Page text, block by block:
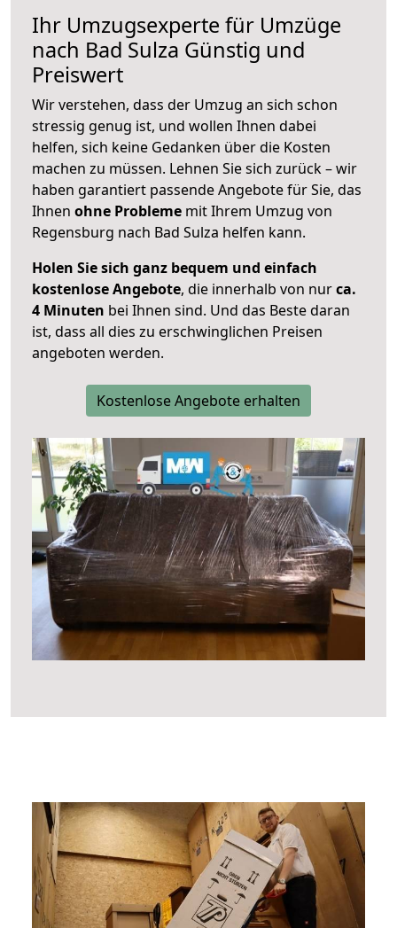
Ihr Umzugsexperte für Umzüge
nach Bad Sulza Günstig und
Preiswert
Wir verstehen, dass der Umzug an sich schon
stressig genug ist, und wollen Ihnen dabei
helfen, sich keine Gedanken über die Kosten
machen zu müssen. Lehnen Sie sich zurück – wir
haben garantiert passende Angebote für Sie, das
Ihnen ohne Probleme mit Ihrem Umzug von
Regensburg nach Bad Sulza helfen kann.
Holen Sie sich ganz bequem und einfach
kostenlose Angebote, die innerhalb von nurca.
4 Minuten bei Ihnen sind. Und das Beste daran
ist, dass all dies zu erschwinglichen Preisen
angeboten werden.
Kostenlose Angebote erhalten